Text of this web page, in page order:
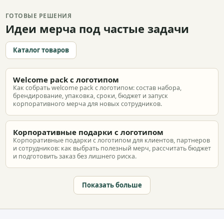
ГОТОВЫЕ РЕШЕНИЯ
Идеи мерча под частые задачи
Каталог товаров
Welcome pack с логотипом
Как собрать welcome pack с логотипом: состав набора,
брендирование, упаковка, сроки, бюджет и запуск
корпоративного мерча для новых сотрудников.
Корпоративные подарки с логотипом
Корпоративные подарки с логотипом для клиентов, партнеров
и сотрудников: как выбрать полезный мерч, рассчитать бюджет
и подготовить заказ без лишнего риска.
Показать больше